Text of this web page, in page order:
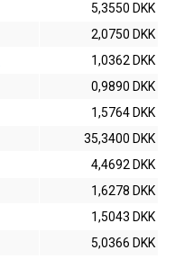
5,3550 DKK
2,0750 DKK
1,0362 DKK
0,9890 DKK
1,5764 DKK
35,3400 DKK
4,4692 DKK
1,6278 DKK
1,5043 DKK
5,0366 DKK